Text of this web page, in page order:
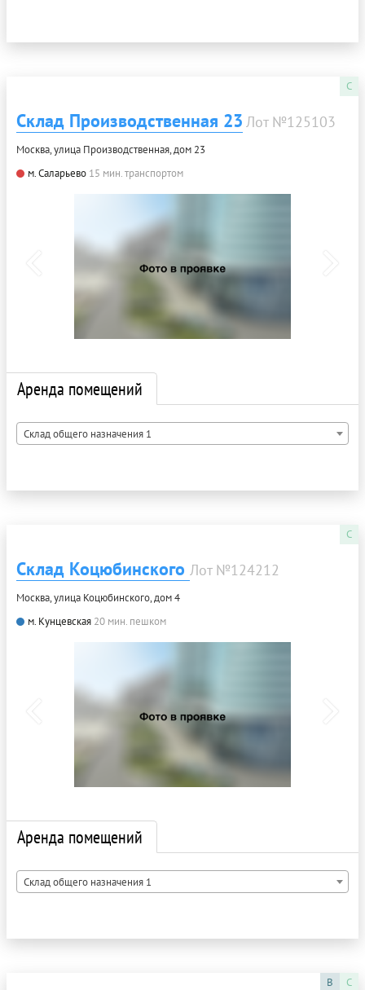
C
Склад Производственная 23 Лот №125103
Москва, улица Производственная, дом 23
м. Саларьево 15 мин. транспортом
Аренда помещений
Склад общего назначения 1
C
Склад Коцюбинского Лот №124212
Москва, улица Коцюбинского, дом 4
м. Кунцевская 20 мин. пешком
Аренда помещений
Склад общего назначения 1
B C